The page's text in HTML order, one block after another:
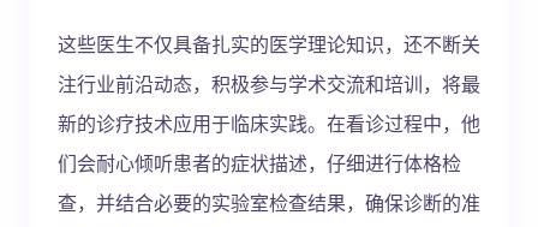
这些医生不仅具备扎实的医学理论知识，还不断关
注行业前沿动态，积极参与学术交流和培训，将最
新的诊疗技术应用于临床实践。在看诊过程中，他
们会耐心倾听患者的症状描述，仔细进行体格检
查，并结合必要的实验室检查结果，确保诊断的准